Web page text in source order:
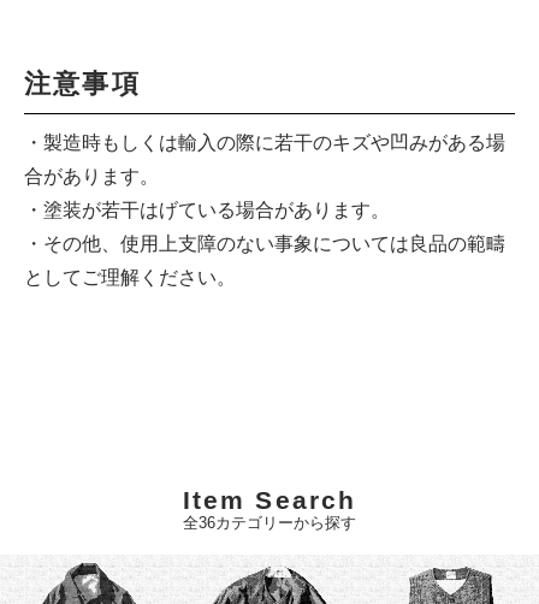
注意事項
・製造時もしくは輸入の際に若干のキズや凹みがある場
合があります。
・塗装が若干はげている場合があります。
・その他、使用上支障のない事象については良品の範疇
としてご理解ください。
Item Search
全36カテゴリーから探す